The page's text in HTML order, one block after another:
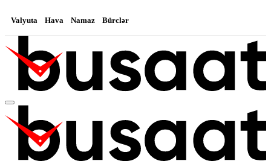
Valyuta Hava Namaz Bürclər